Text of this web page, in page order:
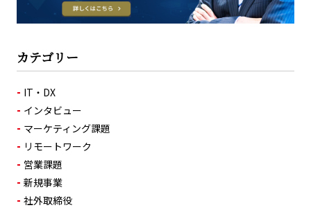
カテゴリー
IT・DX
インタビュー
マーケティング課題
リモートワーク
営業課題
新規事業
社外取締役